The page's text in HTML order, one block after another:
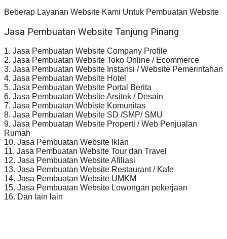
Beberap Layanan Website Kami Untuk Pembuatan Website
Jasa Pembuatan Website Tanjung Pinang
1. Jasa Pembuatan Website Company Profile
2. Jasa Pembuatan Website Toko Online / Ecommerce
3. Jasa Pembuatan Website Instansi / Website Pemerintahan
4. Jasa Pembuatan Website Hotel
5. Jasa Pembuatan Website Portal Berita
6. Jasa Pembuatan Website Arsitek / Desain
7. Jasa Pembuatan Webiste Komunitas
8. Jasa Pembuatan Website SD /SMP/ SMU
9. Jasa Pembuatan Website Properti / Web Penjualan
Rumah
10. Jasa Pembuatan Website Iklan
11. Jasa Pembuatan Website Tour dan Travel
12. Jasa Pembuatan Website Afiliasi
13. Jasa Pembuatan Website Restaurant / Kafe
14. Jasa Pembuatan Website UMKM
15. Jasa Pembuatan Website Lowongan pekerjaan
16. Dan lain lain